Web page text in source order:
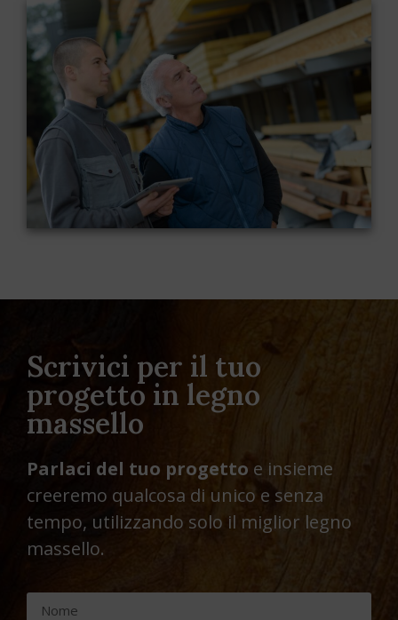
ambientale e migliorano la sicurezza per gli
operatori. Infine, l’integrazione di tecnologie smart,
come sensori e dispositivi IoT, permette di
monitorare e gestire in tempo reale le condizioni
del legno e di ottimizzare la manutenzione.
Scrivici per il tuo
progetto in legno
massello
Parlaci del tuo progetto e insieme
creeremo qualcosa di unico e senza
tempo, utilizzando solo il miglior legno
massello.